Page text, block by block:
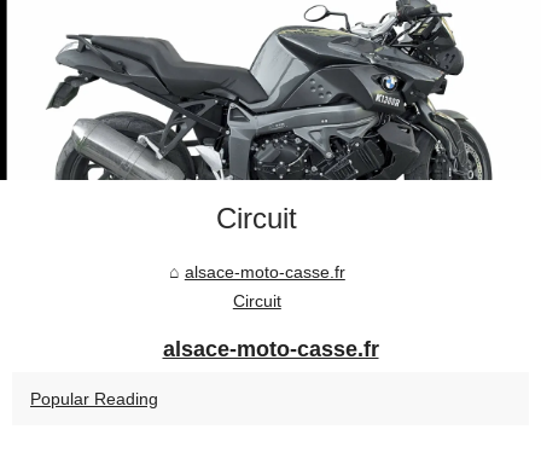
Circuit
alsace-moto-casse.fr
Circuit
alsace-moto-casse.fr
Popular Reading